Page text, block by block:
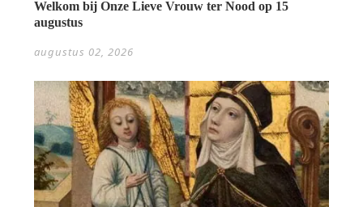
Welkom bij Onze Lieve Vrouw ter Nood op 15
augustus
augustus 02, 2026